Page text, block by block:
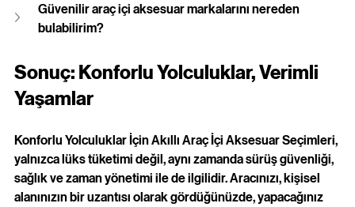
Güvenilir araç içi aksesuar markalarını nereden
bulabilirim?
Sonuç: Konforlu Yolculuklar, Verimli
Yaşamlar
Konforlu Yolculuklar İçin Akıllı Araç İçi Aksesuar Seçimleri,
yalnızca lüks tüketimi değil, aynı zamanda sürüş güvenliği,
sağlık ve zaman yönetimi ile de ilgilidir. Aracınızı, kişisel
alanınızın bir uzantısı olarak gördüğünüzde, yapacağınız